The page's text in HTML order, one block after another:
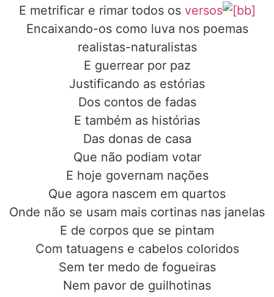
E metrificar e rimar todos os versos
Encaixando-os como luva nos poemas
realistas-naturalistas
E guerrear por paz
Justificando as estórias
Dos contos de fadas
E também as histórias
Das donas de casa
Que não podiam votar
E hoje governam nações
Que agora nascem em quartos
Onde não se usam mais cortinas nas janelas
E de corpos que se pintam
Com tatuagens e cabelos coloridos
Sem ter medo de fogueiras
Nem pavor de guilhotinas